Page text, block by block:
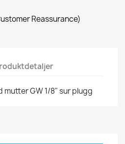
Reassurance)
GW 1/8" sur plugg